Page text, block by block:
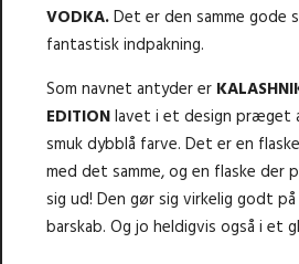
VODKA.Det er den samme gode
fantastisk indpakning.
Som navnet antyder er
EDITIONlavet i et design præget
smuk dybblå farve. Det er en
med det samme, og en flaske der
sig ud! Den gør sig virkelig godt
barskab. Og jo heldigvis også i et